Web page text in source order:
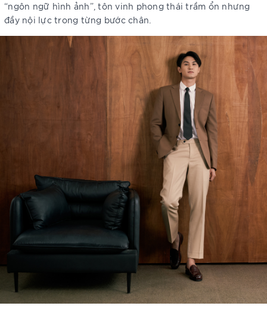
“ngôn ngữ hình ảnh”, tôn vinh phong thái trầm ổn nhưng
đầy nội lực trong từng bước chân.